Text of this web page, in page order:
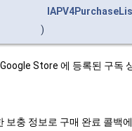
)
Store 에 등록된 구독
충 정보로 구매 완료 콜백